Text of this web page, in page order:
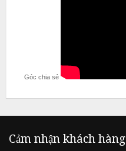
Góc chia sẻ
Cảm nhận khách hàng